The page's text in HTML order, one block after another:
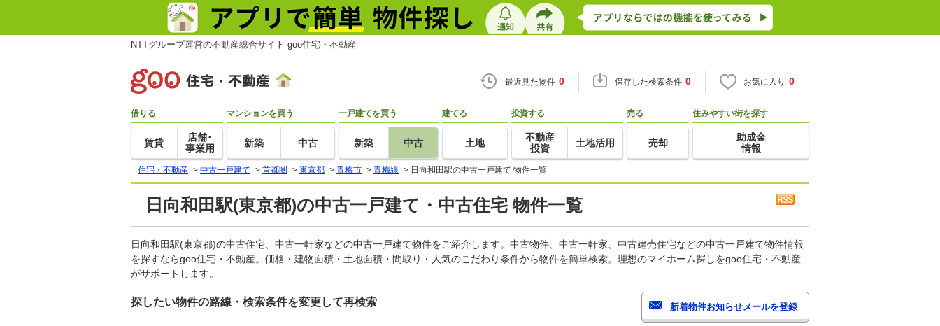
NTTグループ運営の不動産総合サイト goo住宅・不動産
最近見た物件 0 保存した検索条件 0 お気に入り 0
借りる
賃貸
店舗･
事業用
マンションを買う
新築 中古
一戸建てを買う
新築 中古
建てる
土地
投資する
不動産
投資
土地活用
売る
売却
住みやすい街を探す
助成金
情報
住宅・不動産 > 中古一戸建て > 首都圏 > 東京都 > 青梅市 > 青梅線 > 日向和田駅の中古一戸建て 物件一覧
日向和田駅(東京都)の中古一戸建て・中古住宅 物件一覧
日向和田駅(東京都)の中古住宅、中古一軒家などの中古一戸建て物件をご紹介します。中古物件、中古一軒家、中古建売住宅などの中古一戸建て物件情報
を探すならgoo住宅・不動産。価格・建物面積・土地面積・間取り・人気のこだわり条件から物件を簡単検索。理想のマイホーム探しをgoo住宅・不動産
がサポートします。
探したい物件の路線・検索条件を変更して再検索